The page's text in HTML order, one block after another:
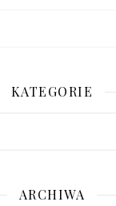
KATEGORIE
ARCHIWA